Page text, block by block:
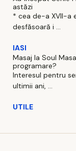
astăzi
* cea de-a XVII-a
desfăsoară i ...
IASI
Masaj la Soul
programare?
Interesul pentru
ultimii ani, ...
UTILE